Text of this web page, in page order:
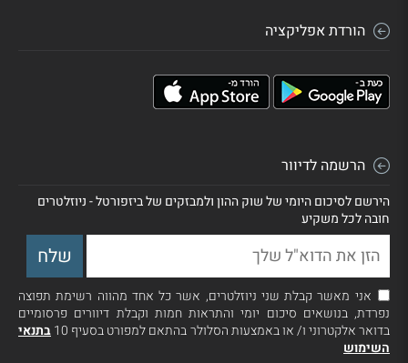
הורדת אפליקציה
הרשמה לדיוור
הירשם לסיכום היומי של שוק ההון ולמבזקים של ביזפורטל - ניוזלטרים
חובה לכל משקיע
אני מאשר קבלת שני ניוזלטרים, אשר כל אחד מהווה רשימת תפוצה
נפרדת, בנושאים סיכום יומי והתראות חמות וקבלת דיוורים פרסומיים
בדואר אלקטרוני ו/ או באמצעות הסלולר בהתאם למפורט בסעיף 10
בתנאי
השימוש